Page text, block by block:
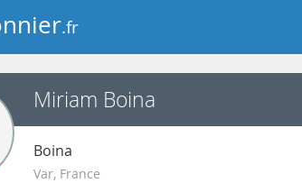
.fr
Miriam Boina
Boina
Var, France